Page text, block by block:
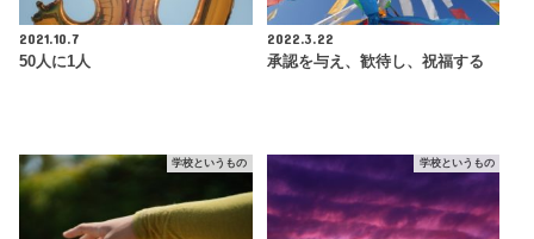
2021.10.7
50人に1人
2022.3.22
承認を与え、歓待し、祝福する
学校というもの 学校というもの